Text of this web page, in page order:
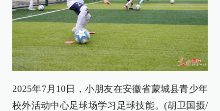
2025年7月10日，小朋友在安徽省蒙城县青少年
校外活动中心足球场学习足球技能。(胡卫国摄/